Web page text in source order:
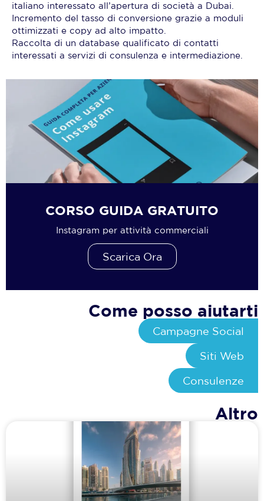
italiano interessato all’apertura di società a Dubai.
Incremento del tasso di conversione grazie a moduli
ottimizzati e copy ad alto impatto.
Raccolta di un database qualificato di contatti
interessati a servizi di consulenza e intermediazione.
CORSO GUIDA GRATUITO
Instagram per attività commerciali
Scarica Ora
Come posso aiutarti
Campagne Social
Siti Web
Consulenze
Altro